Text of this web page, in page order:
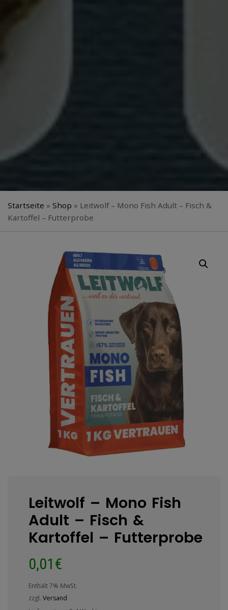
Startseite » Shop » Leitwolf – Mono Fish Adult – Fisch &
Kartoffel – Futterprobe
Leitwolf – Mono Fish
Adult – Fisch &
Kartoffel – Futterprobe
0,01 €
Enthält 7% MwSt.
zzgl. Versand